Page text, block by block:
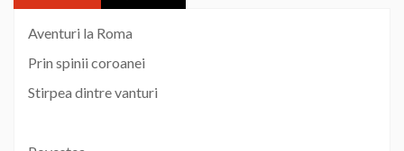
Aventuri la Roma
Prin spinii coroanei
Stirpea dintre vanturi